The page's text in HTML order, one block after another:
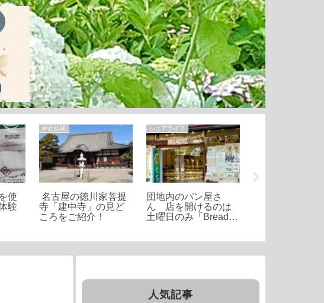
使
験
神社仏閣
名古屋の徳川家菩提
寺「建中寺」の見ど
ころをご紹介！
シニアライフ
団地内のパン屋さ
ん 店を開けるのは
土曜日のみ「Bread
人気記事